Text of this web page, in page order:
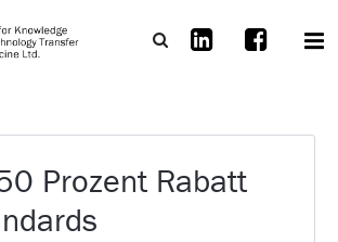
Prozent Rabatt